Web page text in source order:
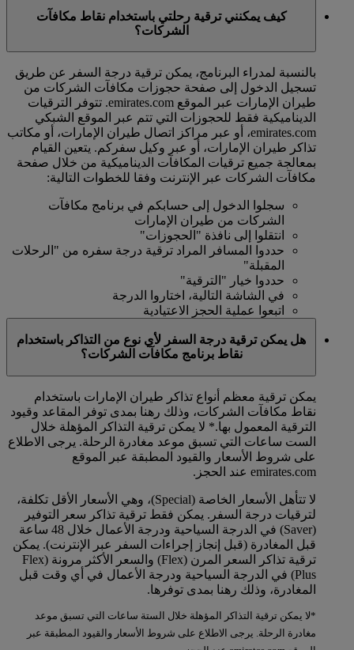
كيف يمكنني ترقية رحلتي باستخدام نقاط مكافآت
الشركات؟
بالنسبة لمدراء البرنامج، يمكن ترقية درجة السفر عن طريق
تسجيل الدخول إلى صفحة حجوزات مكافآت الشركات من
طيران الإمارات عبر الموقع emirates.com. تتوفر الترقيات
الديناميكية فقط للحجوزات التي تتم عبر الموقع الشبكي
emirates.com، أو عبر مراكز اتصال طيران الإمارات، أو مكاتب
تذاكر طيران الإمارات، أو عبر وكيل سفركم. يتعين القيام
بمعالجة جميع ترقيات المكافآت الديناميكية من خلال صفحة
مكافآت الشركات عبر الإنترنت وفقا للخطوات التالية:
سجلوا الدخول إلى حسابكم في برنامج مكافآت
الشركات من طيران الإمارات
انتقلوا إلى نافذة "الحجوزات"
حددوا المسافر المراد ترقية درجة سفره من "الرحلات
المقبلة"
حددوا خيار "الترقية"
في الشاشة التالية، اختاروا الدرجة
اتبعوا عملية الحجز الاعتيادية
هل يمكن ترقية درجة السفر لأي نوع من التذاكر باستخدام
نقاط برنامج مكافآت الشركات؟
يمكن ترقية معظم أنواع تذاكر طيران الإمارات باستخدام
نقاط مكافآت الشركات، وذلك رهنا بمدى توفر المقاعد وقيود
الترقية المعمول بها.* لا يمكن ترقية التذاكر المؤهلة خلال
الست ساعات التي تسبق موعد مغادرة الرحلة. يرجى الاطلاع
على شروط الأسعار والقيود المطبقة عبر الموقع
emirates.com عند الحجز.
لا تتأهل الأسعار الخاصة (Special)، وهي الأسعار الأقل تكلفة،
لترقيات درجة السفر. يمكن فقط ترقية تذاكر سعر التوفير
(Saver) في الدرجة السياحية ودرجة الأعمال خلال 48 ساعة
قبل المغادرة (قبل إنجاز إجراءات السفر عبر الإنترنت). يمكن
ترقية تذاكر السعر المرن (Flex) والسعر الأكثر مرونة (Flex
Plus) في الدرجة السياحية ودرجة الأعمال في أي وقت قبل
المغادرة، وذلك رهنا بمدى توفرها.
*لا يمكن ترقية التذاكر المؤهلة خلال الستة ساعات التي تسبق موعد
مغادرة الرحلة. يرجى الاطلاع على شروط الأسعار والقيود المطبقة عبر